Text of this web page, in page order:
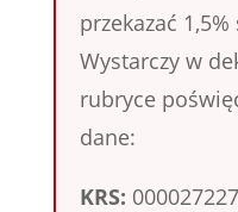
przekazać
Wystarczy w
rubryce
dane:
KRS: